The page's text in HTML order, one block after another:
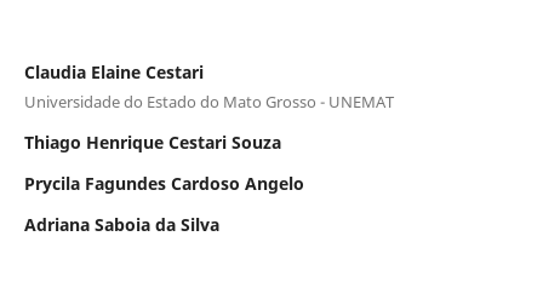
Claudia Elaine Cestari
Universidade do Estado do Mato Grosso - UNEMAT
Thiago Henrique Cestari Souza
Prycila Fagundes Cardoso Angelo
Adriana Saboia da Silva